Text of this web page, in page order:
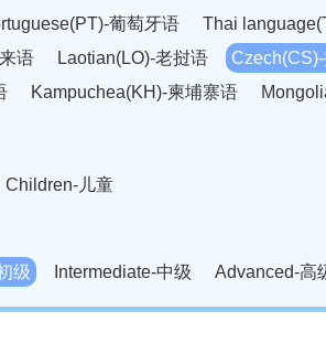
葡萄牙语 Thai
语
Laotian(LO)-老挝语
Kampuchea(KH)-柬埔寨语
Children-儿童
级 Intermediate-中级 Advanced-高